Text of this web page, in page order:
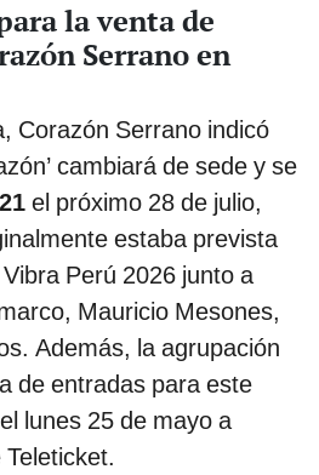
la venta de
Serrano en
Corazón Serrano indicó
cambiará de sede y se
el próximo 28 de julio,
estaba prevista
Perú 2026 junto a
Mauricio Mesones,
Además, la agrupación
de entradas para este
lunes 25 de mayo a